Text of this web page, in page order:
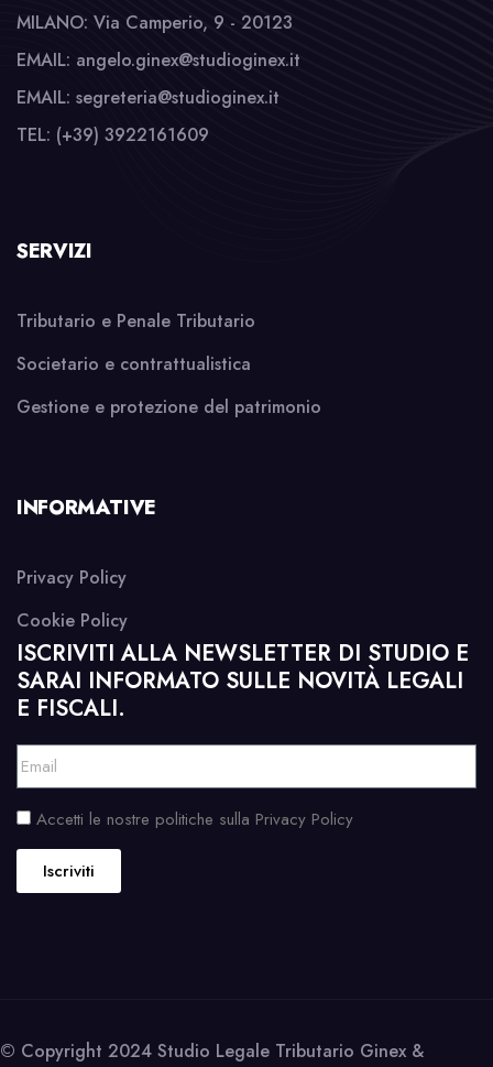
MILANO: Via Camperio, 9 - 20123
EMAIL: angelo.ginex@studioginex.it
EMAIL: segreteria@studioginex.it
TEL: (+39) 3922161609
SERVIZI
Tributario e Penale Tributario
Societario e contrattualistica
Gestione e protezione del patrimonio
INFORMATIVE
Privacy Policy
Cookie Policy
ISCRIVITI ALLA NEWSLETTER DI STUDIO E
SARAI INFORMATO SULLE NOVITÀ LEGALI
E FISCALI.
Accetti le nostre politiche sulla Privacy Policy
Iscriviti
© Copyright 2024 Studio Legale Tributario Ginex &